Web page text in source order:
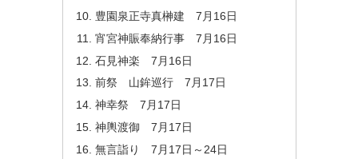
豊園泉正寺真榊建 7月16日
宵宮神賑奉納行事 7月16日
石見神楽 7月16日
前祭 山鉾巡行 7月17日
神幸祭 7月17日
神輿渡御 7月17日
無言詣り 7月17日～24日